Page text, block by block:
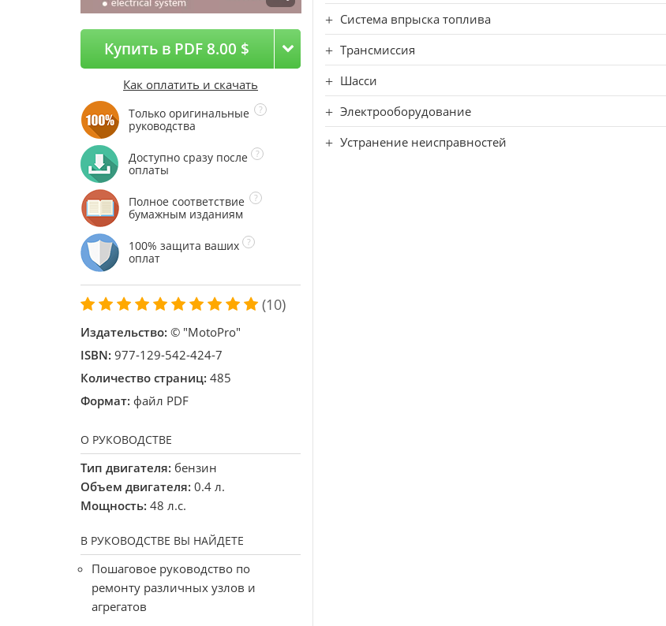
Купить в PDF 8.00 $
Как оплатить и скачать
Только оригинальные
руководства
Доступно сразу после
оплаты
Полное соответствие
бумажным изданиям
100% защита ваших
оплат
(10)
Издательство: © "MotoPro"
ISBN: 977-129-542-424-7
Количество страниц: 485
Формат: файл PDF
О РУКОВОДСТВЕ
Тип двигателя: бензин
Объем двигателя: 0.4 л.
Мощность: 48 л.с.
В РУКОВОДСТВЕ ВЫ НАЙДЕТЕ
Пошаговое руководство по
ремонту различных узлов и
агрегатов
Система впрыска топлива
Трансмиссия
Шасси
Электрооборудование
Устранение неисправностей